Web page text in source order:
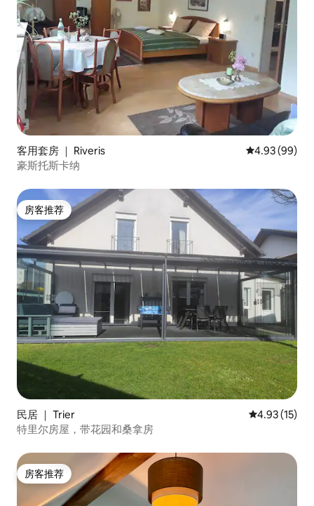
客用套房 ｜ Riveris 平均评分 4.93
4.93 (99)
豪斯托斯卡纳
房客推荐
房客推荐
民居 ｜ Trier 平均评分
4.93 (15)
特里尔房屋，带花园和桑拿房
房客推荐
房客推荐